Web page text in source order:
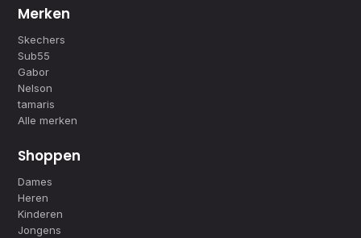
Merken
Skechers
Sub55
Gabor
Nelson
tamaris
Alle merken
Shoppen
Dames
Heren
Kinderen
Jongens